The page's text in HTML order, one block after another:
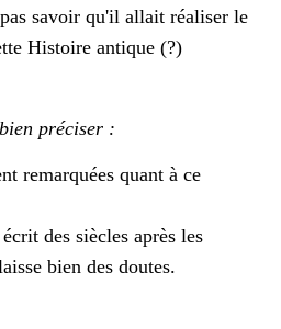
savoir qu'il allait réaliser le
Histoire antique (?)
préciser :
remarquées quant à ce
des siècles après les
bien des doutes.